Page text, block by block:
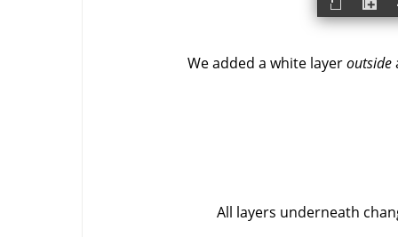
We added a white layeroutside
All layers underneath